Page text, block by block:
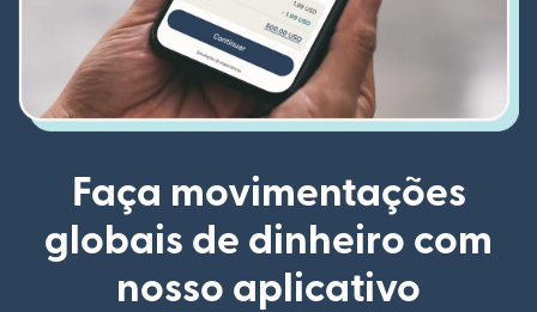
Faça movimentações
globais de dinheiro com
nosso aplicativo